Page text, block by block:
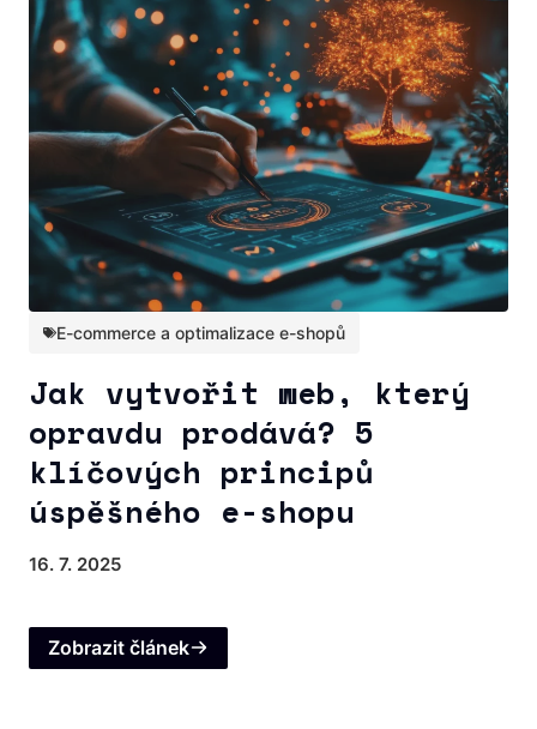
E-commerce a optimalizace e-shopů
Jak vytvořit web, který
opravdu prodává? 5
klíčových principů
úspěšného e-shopu
16. 7. 2025
Zobrazit článek